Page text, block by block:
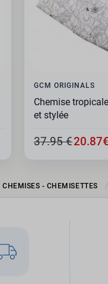
GCM ORIGINALS
Chemise
et stylée
37.95 €20.87€
CHEMISES - CHEMISETTES